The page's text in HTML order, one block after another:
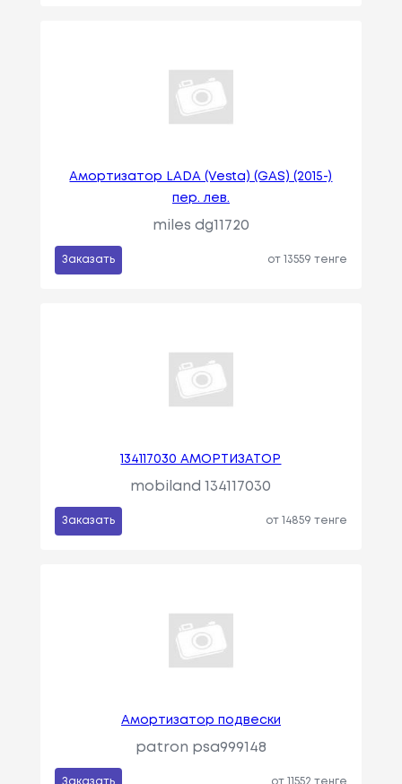
Амортизатор LADA (Vesta) (GAS) (2015-)
пер. лев.
miles dg11720
Заказать от 13559 тенге
134117030 АМОРТИЗАТОР
mobiland 134117030
Заказать от 14859 тенге
Амортизатор подвески
patron psa999148
Заказать от 11552 тенге